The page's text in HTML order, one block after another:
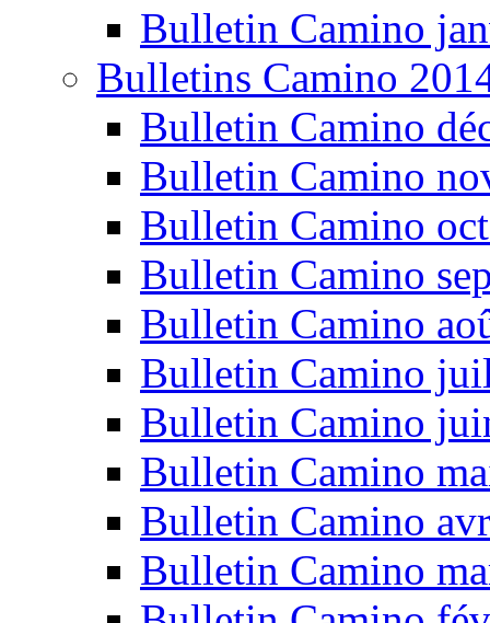
Bulletin Camino
Bulletins Camino
Bulletin Camino
Bulletin Camino
Bulletin Camino
Bulletin Camino
Bulletin Camino
Bulletin Camino
Bulletin Camino
Bulletin Camino
Bulletin Camino
Bulletin Camino